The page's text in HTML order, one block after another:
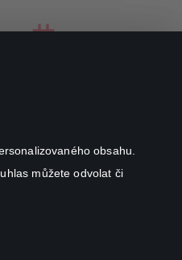
obsahu.
můžete odvolat či
Rue Albert Borschette 4,